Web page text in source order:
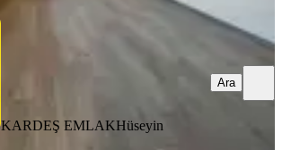
KARDEŞ EMLAKHüseyin
Ara